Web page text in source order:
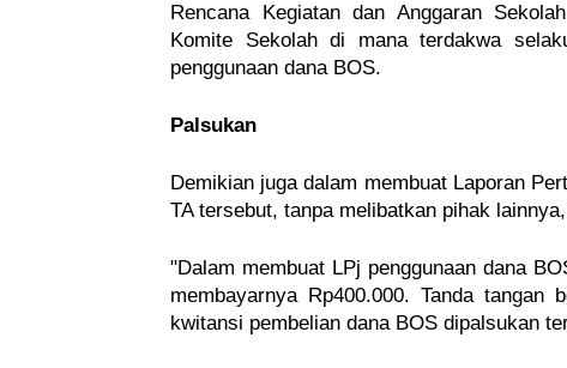
Rencana Kegiatan dan Anggaran
Komite Sekolah di mana terdakwa
penggunaan dana BOS.
Palsukan
Demikian juga dalam membuat Laporan
TA tersebut, tanpa melibatkan pihak
"Dalam membuat LPj penggunaan dana
membayarnya Rp400.000. Tanda tangan
kwitansi pembelian dana BOS dipalsukan